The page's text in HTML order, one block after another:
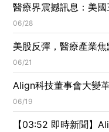
醫療界震撼訊息：美
勝訴引領市場新風潮
06/28
美股反彈，醫療產業
生技巨頭的收購案
06/21
Align科技董事會大變
將退休的主席
06/19
【03:52 即時新聞】